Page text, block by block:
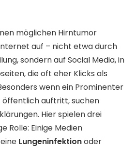
möglichen Hirntumor
auf – nicht etwa durch
sondern auf Social Media, in
die oft eher Klicks als
wenn ein Prominenter
öffentlich auftritt, suchen
Hier spielen drei
Rolle: Einige Medien
Lungeninfektionoder